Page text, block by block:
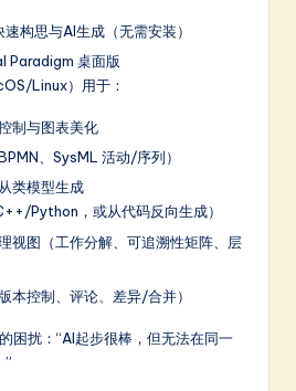
构思与AI生成（无需安装）
Paradigm 桌面版
Linux）用于：
制与图表美化
、SysML 活动/序列）
类模型生成
Python，或从代码反向生成）
视图（工作分解、可追溯性矩阵、层
本控制、评论、差异/合并）
困扰：“AI起步很棒，但无法在同一
”